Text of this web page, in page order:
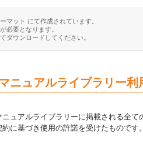
マット にて作成されています。
必要となります。
ダウンロードしてください。
ニュアルライブラリー利
ュアルライブラリーに掲載される全
に基づき使用の許諾を受けたもので